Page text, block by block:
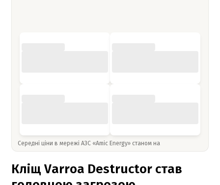
Середні ціни в мережі АЗС «Amic Energy» станом на
Кліщ Varroa Destructor став